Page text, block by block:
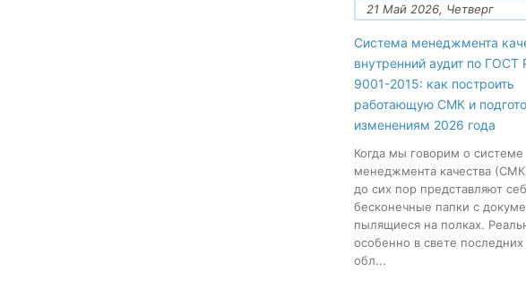
21 Май 2026, Четверг
Система менеджмента
внутренний аудит по
9001-2015: как построить
работающую СМК и
изменениям 2026 года
Когда мы говорим о системе
менеджмента качества
до сих пор представляют
бесконечные папки с
пылящиеся на полках.
особенно в свете
обл...